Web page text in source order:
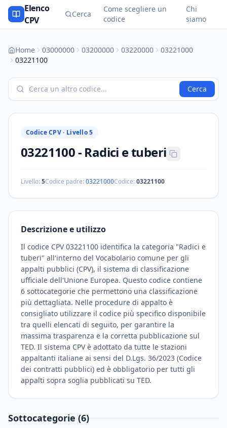
Elenco
CPV
Cerca
Come scegliere un
codice
Chi
siamo
Home 03000000 03200000 03220000
03221000
03221100
Cerca
Codice CPV · Livello 5
03221100- Radici e tuberi
Livello:5Codice padre:03221000Codice:03221100
Descrizione e utilizzo
Il codice CPV 03221100 identifica la categoria "Radici e
tuberi" all'interno del Vocabolario comune per gli
appalti pubblici (CPV), il sistema di classificazione
ufficiale dell'Unione Europea. Questo codice contiene
6 sottocategorie che permettono una classificazione
più dettagliata. Nelle procedure di appalto è
consigliato utilizzare il codice più specifico disponibile
tra quelli elencati di seguito, per garantire la
massima trasparenza e la corretta pubblicazione sul
TED. Il sistema CPV è adottato da tutte le stazioni
appaltanti italiane ai sensi del D.Lgs. 36/2023 (Codice
dei contratti pubblici) ed è obbligatorio per tutti gli
appalti sopra soglia pubblicati su TED.
Sottocategorie (6)